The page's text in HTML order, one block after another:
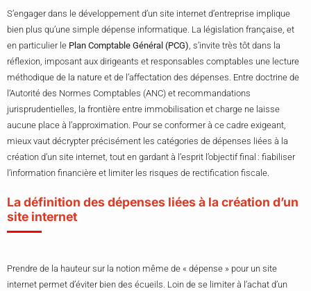
S’engager dans le développement d’un site internet d’entreprise implique
bien plus qu’une simple dépense informatique. La législation française, et
en particulier le Plan Comptable Général (PCG), s’invite très tôt dans la
réflexion, imposant aux dirigeants et responsables comptables une lecture
méthodique de la nature et de l’affectation des dépenses. Entre doctrine de
l’Autorité des Normes Comptables (ANC) et recommandations
jurisprudentielles, la frontière entre immobilisation et charge ne laisse
aucune place à l’approximation. Pour se conformer à ce cadre exigeant,
mieux vaut décrypter précisément les catégories de dépenses liées à la
création d’un site internet, tout en gardant à l’esprit l’objectif final : fiabiliser
l’information financière et limiter les risques de rectification fiscale.
La définition des dépenses liées à la création d’un
site internet
Prendre de la hauteur sur la notion même de « dépense » pour un site
internet permet d’éviter bien des écueils. Loin de se limiter à l’achat d’un